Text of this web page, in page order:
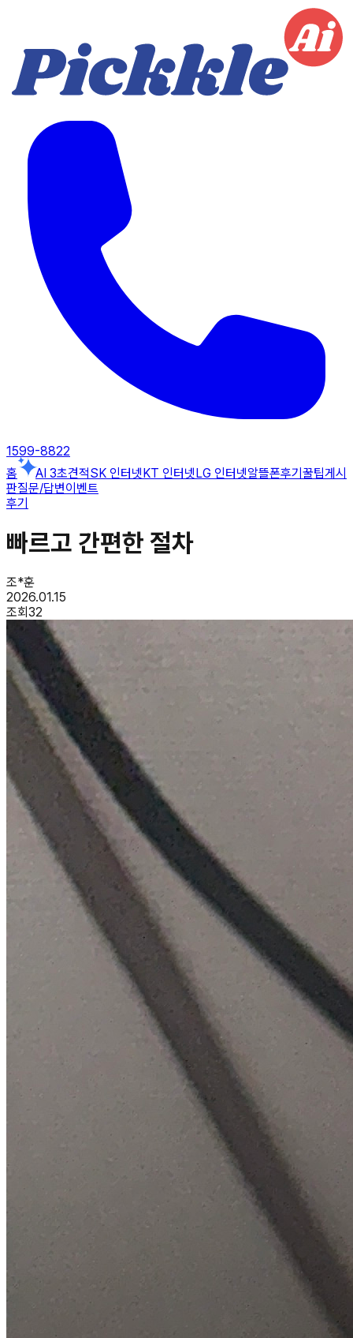
1599-8822
홈
AI 3초견적SK 인터넷 KT 인터넷 LG 인터넷알뜰폰후기 꿀팁게시
판질문/답변이벤트
후기
빠르고 간편한 절차
조*훈
2026.01.15
조회32